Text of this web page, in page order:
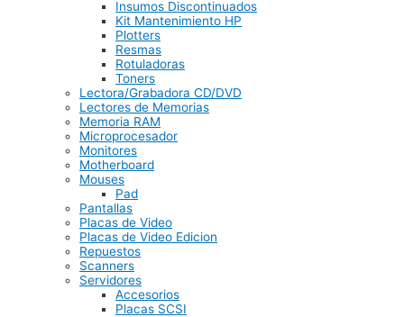
Insumos Discontinuados
Kit Mantenimiento HP
Plotters
Resmas
Rotuladoras
Toners
Lectora/Grabadora CD/DVD
Lectores de Memorias
Memoria RAM
Microprocesador
Monitores
Motherboard
Mouses
Pad
Pantallas
Placas de Video
Placas de Video Edicion
Repuestos
Scanners
Servidores
Accesorios
Placas SCSI